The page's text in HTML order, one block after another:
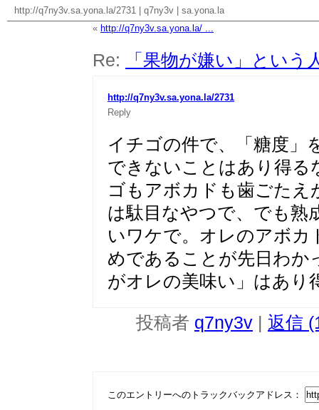
http://q7ny3v.sa.yona.la/2731 q7ny3v
sa.yona.la
« http://q7ny3v.sa.yona.la/ ...
Re: 「果物が嫌い」という
http://q7ny3v.sa.yona.la/2731
Reply
イチゴの件で、「糖度」
できないことはあり得る
ゴもアボカドも歯ごた
は駄目なやつで、でも熟
いワケで。オレのアボカ
めであることが先日わか
がオレの美味い」はあり
投稿者 q7ny3v 返信
このエントリーへのトラックバックアドレス：